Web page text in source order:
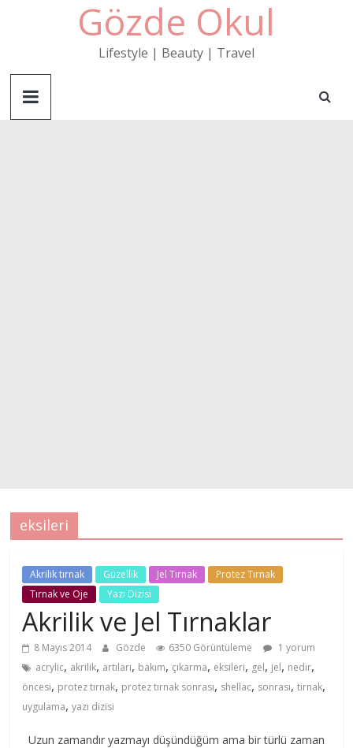
Gözde Okul
Lifestyle | Beauty | Travel
eksileri
Akrilik tırnak Güzellik Jel Tırnak
Protez Tırnak
Tırnak ve Oje
Yazı Dizisi
Akrilik ve Jel Tırnaklar
8 Mayıs 2014 Gözde 6350 Görüntüleme
1 yorum
acrylic, akrilik, artıları, bakım, çıkarma, eksileri, gel, jel, nedir,
öncesi, protez tırnak, protez tırnak sonrası, shellac, sonrası,tirnak,
uygulama,yazı dizisi
Uzun zamandır yazmayı düşündüğüm ama bir türlü zaman